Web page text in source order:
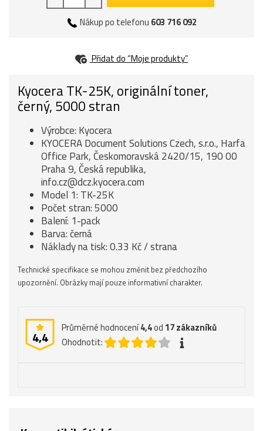
Nákup po telefonu 603 716 092
Přidat do “Moje produkty”
Kyocera TK-25K, originální toner,
černý, 5000 stran
Výrobce: Kyocera
KYOCERA Document Solutions Czech, s.r.o., Harfa
Office Park, Českomoravská 2420/15, 190 00
Praha 9, Česká republika,
info.cz@dcz.kyocera.com
Model 1: TK-25K
Počet stran: 5000
Balení: 1-pack
Barva: černá
Náklady na tisk: 0.33 Kč / strana
Technické specifikace se mohou změnit bez předchozího
upozornění. Obrázky mají pouze informativní charakter.
4,4
Průměrné hodnocení4,4od 17zákazníků
Ohodnotit: